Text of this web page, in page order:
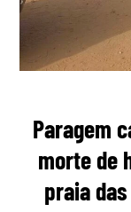
Paragem
morte de
praia